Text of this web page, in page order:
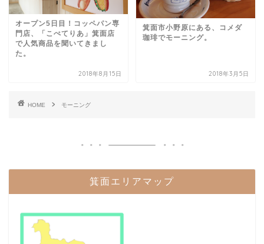
オープン5日目！コッペパン専
門店、「こぺてりあ」箕面店
で人気商品を聞いてきまし
た。
2018年8月15日
箕面市小野原にある、コメダ
珈琲でモーニング。
2018年3月5日
HOME モーニング
箕面エリアマップ